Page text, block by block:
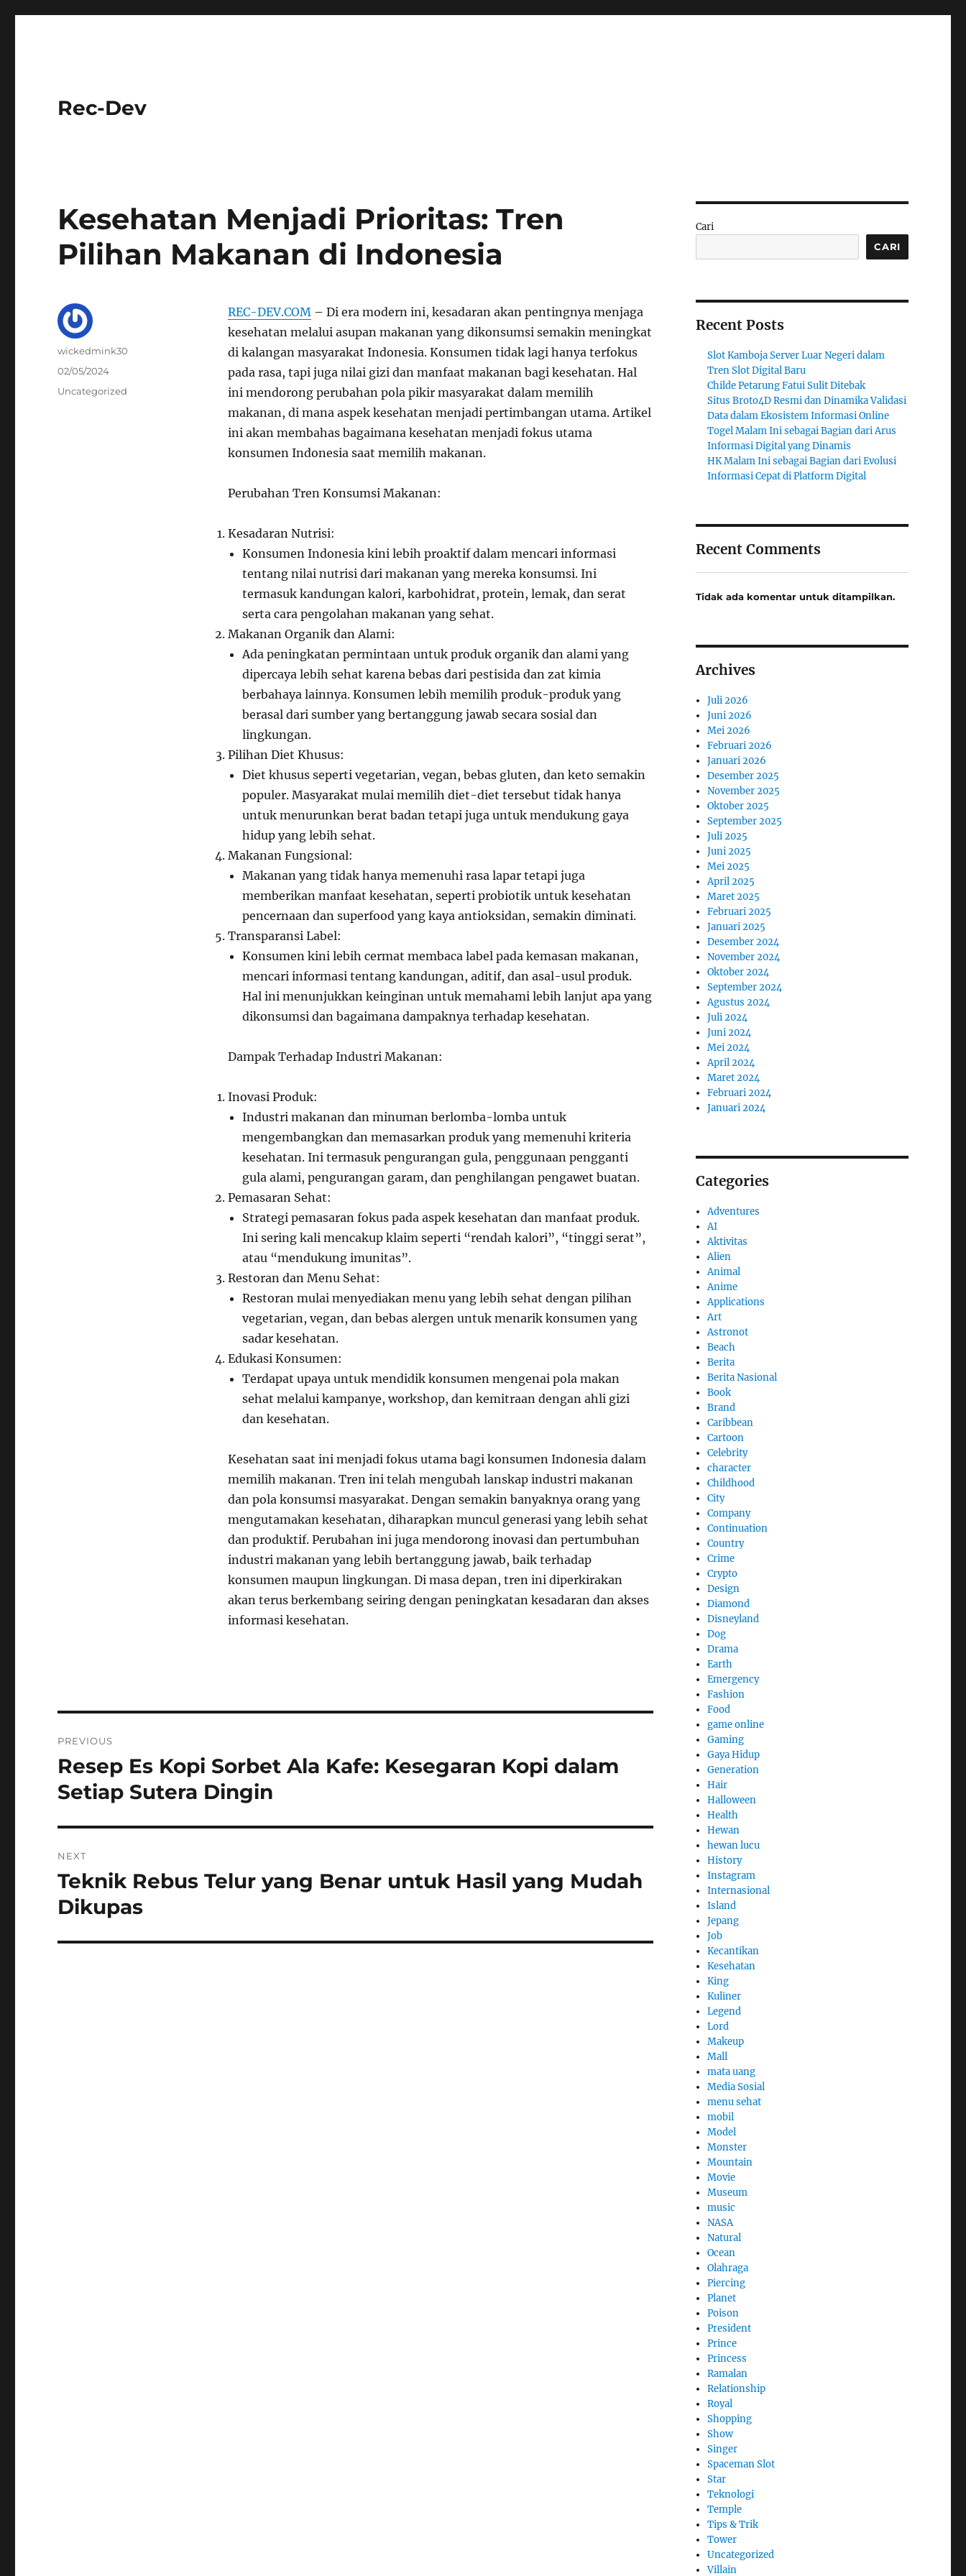
Rec-Dev
Kesehatan Menjadi Prioritas: Tren
Pilihan Makanan di Indonesia
REC-DEV.COM– Di era modern ini, kesadaran akan pentingnya menjaga
kesehatan melalui asupan makanan yang dikonsumsi semakin meningkat
di kalangan masyarakat Indonesia. Konsumen tidak lagi hanya terfokus
pada rasa, tapi juga nilai gizi dan manfaat makanan bagi kesehatan. Hal
ini mendorong perubahan pola pikir masyarakat dalam memilih
makanan, di mana aspek kesehatan menjadi pertimbangan utama. Artikel
ini akan membahas bagaimana kesehatan menjadi fokus utama
konsumen Indonesia saat memilih makanan.
Perubahan Tren Konsumsi Makanan:
Kesadaran Nutrisi:
Konsumen Indonesia kini lebih proaktif dalam mencari informasi
tentang nilai nutrisi dari makanan yang mereka konsumsi. Ini
termasuk kandungan kalori, karbohidrat, protein, lemak, dan serat
serta cara pengolahan makanan yang sehat.
Makanan Organik dan Alami:
Ada peningkatan permintaan untuk produk organik dan alami yang
dipercaya lebih sehat karena bebas dari pestisida dan zat kimia
berbahaya lainnya. Konsumen lebih memilih produk-produk yang
berasal dari sumber yang bertanggung jawab secara sosial dan
lingkungan.
Pilihan Diet Khusus:
Diet khusus seperti vegetarian, vegan, bebas gluten, dan keto semakin
populer. Masyarakat mulai memilih diet-diet tersebut tidak hanya
untuk menurunkan berat badan tetapi juga untuk mendukung gaya
hidup yang lebih sehat.
Makanan Fungsional:
Makanan yang tidak hanya memenuhi rasa lapar tetapi juga
memberikan manfaat kesehatan, seperti probiotik untuk kesehatan
pencernaan dan superfood yang kaya antioksidan, semakin diminati.
Transparansi Label:
Konsumen kini lebih cermat membaca label pada kemasan makanan,
mencari informasi tentang kandungan, aditif, dan asal-usul produk.
Hal ini menunjukkan keinginan untuk memahami lebih lanjut apa yang
dikonsumsi dan bagaimana dampaknya terhadap kesehatan.
Dampak Terhadap Industri Makanan:
Inovasi Produk:
Industri makanan dan minuman berlomba-lomba untuk
mengembangkan dan memasarkan produk yang memenuhi kriteria
kesehatan. Ini termasuk pengurangan gula, penggunaan pengganti
gula alami, pengurangan garam, dan penghilangan pengawet buatan.
Pemasaran Sehat:
Strategi pemasaran fokus pada aspek kesehatan dan manfaat produk.
Ini sering kali mencakup klaim seperti “rendah kalori”, “tinggi serat”,
atau “mendukung imunitas”.
Restoran dan Menu Sehat:
Restoran mulai menyediakan menu yang lebih sehat dengan pilihan
vegetarian, vegan, dan bebas alergen untuk menarik konsumen yang
sadar kesehatan.
Edukasi Konsumen:
Terdapat upaya untuk mendidik konsumen mengenai pola makan
sehat melalui kampanye, workshop, dan kemitraan dengan ahli gizi
dan kesehatan.
Kesehatan saat ini menjadi fokus utama bagi konsumen Indonesia dalam
memilih makanan. Tren ini telah mengubah lanskap industri makanan
dan pola konsumsi masyarakat. Dengan semakin banyaknya orang yang
mengutamakan kesehatan, diharapkan muncul generasi yang lebih sehat
dan produktif. Perubahan ini juga mendorong inovasi dan pertumbuhan
industri makanan yang lebih bertanggung jawab, baik terhadap
konsumen maupun lingkungan. Di masa depan, tren ini diperkirakan
akan terus berkembang seiring dengan peningkatan kesadaran dan akses
informasi kesehatan.
Author
wickedmink30
Posted
02/05/2024
Categories
Uncategorized
pos
PREVIOUS
Previous
post:
Resep Es Kopi Sorbet Ala Kafe: Kesegaran Kopi dalam
Setiap Sutera Dingin
NEXT
Next
post:
Teknik Rebus Telur yang Benar untuk Hasil yang Mudah
Dikupas
Cari
CARI
Recent Posts
Slot Kamboja Server Luar Negeri dalam
Tren Slot Digital Baru
Childe Petarung Fatui Sulit Ditebak
Situs Broto4D Resmi dan Dinamika Validasi
Data dalam Ekosistem Informasi Online
Togel Malam Ini sebagai Bagian dari Arus
Informasi Digital yang Dinamis
HK Malam Ini sebagai Bagian dari Evolusi
Informasi Cepat di Platform Digital
Recent Comments
Tidak ada komentar untuk ditampilkan.
Archives
Juli 2026
Juni 2026
Mei 2026
Februari 2026
Januari 2026
Desember 2025
November 2025
Oktober 2025
September 2025
Juli 2025
Juni 2025
Mei 2025
April 2025
Maret 2025
Februari 2025
Januari 2025
Desember 2024
November 2024
Oktober 2024
September 2024
Agustus 2024
Juli 2024
Juni 2024
Mei 2024
April 2024
Maret 2024
Februari 2024
Januari 2024
Categories
Adventures
AI
Aktivitas
Alien
Animal
Anime
Applications
Art
Astronot
Beach
Berita
Berita Nasional
Book
Brand
Caribbean
Cartoon
Celebrity
character
Childhood
City
Company
Continuation
Country
Crime
Crypto
Design
Diamond
Disneyland
Dog
Drama
Earth
Emergency
Fashion
Food
game online
Gaming
Gaya Hidup
Generation
Hair
Halloween
Health
Hewan
hewan lucu
History
Instagram
Internasional
Island
Jepang
Job
Kecantikan
Kesehatan
King
Kuliner
Legend
Lord
Makeup
Mall
mata uang
Media Sosial
menu sehat
mobil
Model
Monster
Mountain
Movie
Museum
music
NASA
Natural
Ocean
Olahraga
Piercing
Planet
Poison
President
Prince
Princess
Ramalan
Relationship
Royal
Shopping
Show
Singer
Spaceman Slot
Star
Teknologi
Temple
Tips & Trik
Tower
Uncategorized
Villain